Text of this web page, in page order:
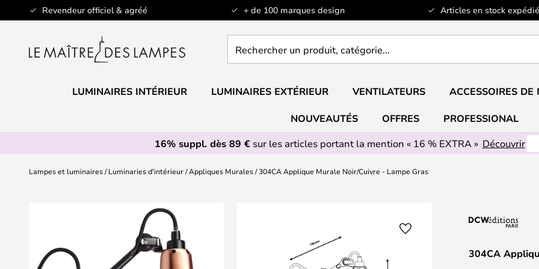
Revendeur officiel & agréé + de 100 marques design Articles en stock
Allez
au
un
catégorie...
LUMINAIRES INTÉRIEUR LUMINAIRES EXTÉRIEUR VENTILATEURS ACCESSOIRES DE
NOUVEAUTÉS OFFRES
PROFESSIONAL
16% suppl. dès 89 €sur les articles portant la mention « 16 % EXTRA » Découvrir
Lampes et luminaires Luminaries d'intérieur Appliques Murales 304CA Applique Murale Noir/Cuivre - Lampe Gras
end
304CA